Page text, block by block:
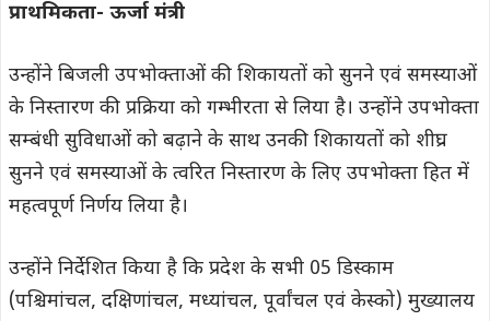
प्राथमिकता- ऊर्जा मंत्री
उन्होंने बिजली उपभोक्ताओं की शिकायतों को सुनने एवं समस्याओं
के निस्तारण की प्रक्रिया को गम्भीरता से लिया है। उन्होंने उपभोक्ता
सम्बंधी सुविधाओं को बढ़ाने के साथ उनकी शिकायतों को शीघ्र
सुनने एवं समस्याओं के त्वरित निस्तारण के लिए उपभोक्ता हित में
महत्वपूर्ण निर्णय लिया है।
उन्होंने निर्देशित किया है कि प्रदेश के सभी 05 डिस्काम
(पश्चिमांचल, दक्षिणांचल, मध्यांचल, पूर्वांचल एवं केस्को) मुख्यालय